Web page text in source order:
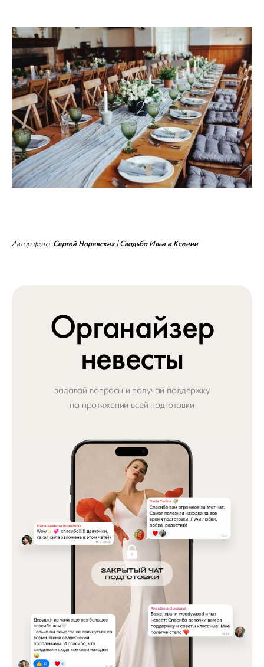
Автор фото: Сергей Наревских|Свадьба Ильи и Ксении
Органайзер
невесты
задавай вопросы и получай поддержку
на протяжении всей подготовки